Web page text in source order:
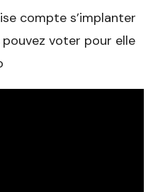
compte s’implanter
voter pour elle